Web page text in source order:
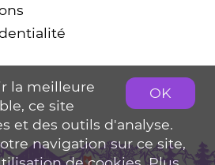
OK
la meilleure
ce site
et des outils d'analyse.
navigation sur ce site,